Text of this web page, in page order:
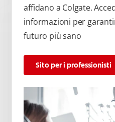
affidano a Colgate.
informazioni per
futuro più sano
Sito per i professionisti